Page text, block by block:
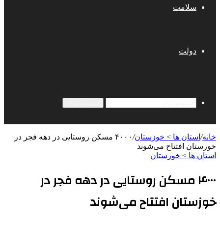
سلامت
دولت
خانه/ استان ها > خوزستان/
۴۰۰۰ مسکن روستایی در دهه فجر در
خوزستان افتتاح می‌شوند
استان ها > خوزستان
۴۰۰۰ مسکن روستایی در دهه فجر در
خوزستان افتتاح می‌شوند